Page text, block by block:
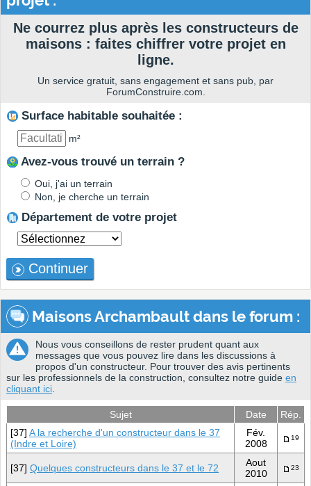
Ne courrez plus après les constructeurs de
maisons : faites chiffrer votre projet en
ligne.
Un service gratuit, sans engagement et sans pub, par
ForumConstruire.com.
Surface habitable souhaitée :
m²
Avez-vous trouvé un terrain ?
Oui, j'ai un terrain
Non, je cherche un terrain
Département de votre projet
Continuer
Maisons Archambault dans le forum :
Nous vous conseillons de rester prudent quant aux
messages que vous pouvez lire dans les discussions à
propos d'un constructeur. Pour trouver des avis pertinents
sur les professionnels de la construction, consultez notre guide en
cliquant ici
Sujet Date
Rép.
[37] A la recherche d'un constructeur dans le 37
(Indre et Loire)
Fév.
2008
19
[37] Quelques constructeurs dans le 37 et le 72
Aout
2010
23